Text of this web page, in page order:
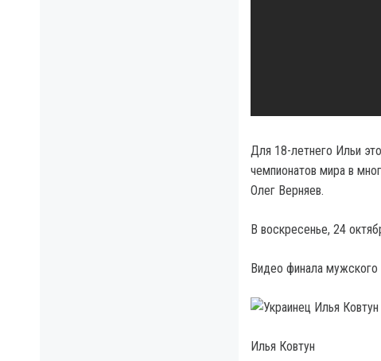
Для 18-летнего Ильи
чемпионатов мира в
Олег Верняев.
В воскресенье, 24
Видео финала мужского
Илья Ковтун